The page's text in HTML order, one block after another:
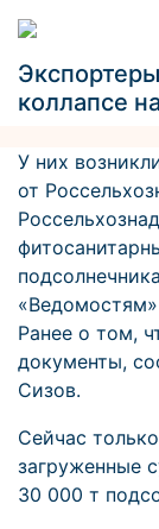
коллапсе
У них
от
Ранее о том,
документы,
Сизов.
Сейчас
загруженные
30 000 т